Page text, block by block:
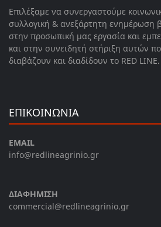
Επιλέξαμε να συνεργαστούμε
συλλογική & ανεξάρτητη ενημέρωση
στην προσωπική μας εργασία και
και στην συνειδητή στήριξη αυτών
διαβάζουν και διαδίδουν το RED LINE.
ΕΠΙΚΟΙΝΩΝΙΑ
EMAIL
info@redlineagrinio.gr
ΔΙΑΦΗΜΙΣΗ
commercial@redlineagrinio.gr